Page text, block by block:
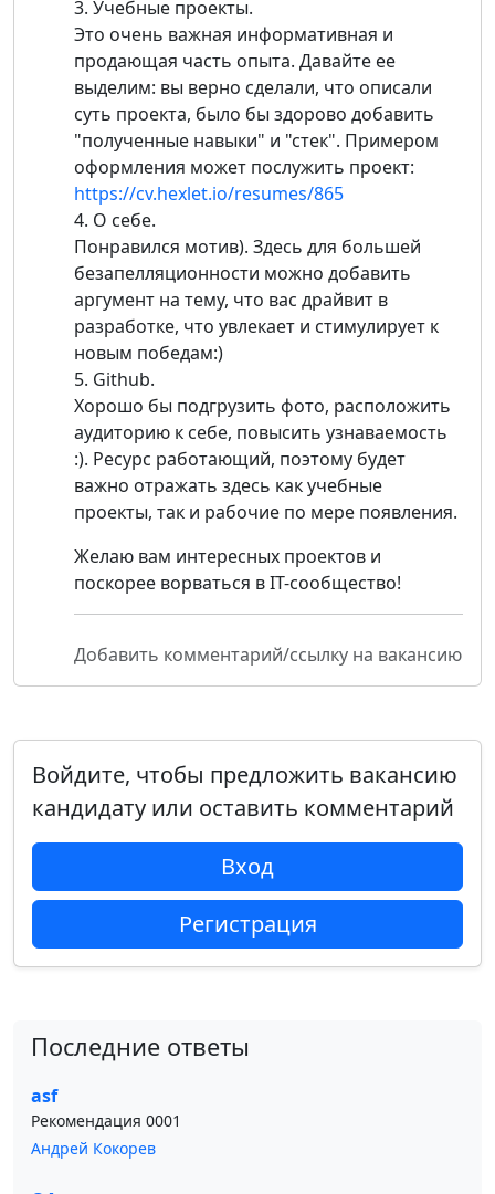
3. Учебные проекты.
Это очень важная информативная и
продающая часть опыта. Давайте ее
выделим: вы верно сделали, что описали
суть проекта, было бы здорово добавить
"полученные навыки" и "стек". Примером
оформления может послужить проект:
https://cv.hexlet.io/resumes/865
4. О себе.
Понравился мотив). Здесь для большей
безапелляционности можно добавить
аргумент на тему, что вас драйвит в
разработке, что увлекает и стимулирует к
новым победам:)
5. Github.
Хорошо бы подгрузить фото, расположить
аудиторию к себе, повысить узнаваемость
:). Ресурс работающий, поэтому будет
важно отражать здесь как учебные
проекты, так и рабочие по мере появления.
Желаю вам интересных проектов и
поскорее ворваться в IT-сообщество!
Добавить комментарий/ссылку на вакансию
Войдите, чтобы предложить вакансию
кандидату или оставить комментарий
Вход
Регистрация
Последние ответы
asf
Рекомендация 0001
Андрей Кокорев